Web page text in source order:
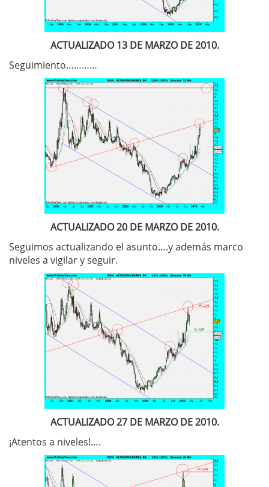
ACTUALIZADO 13 DE MARZO DE 2010.
Seguimiento…………
ACTUALIZADO 20 DE MARZO DE 2010.
Seguimos actualizando el asunto….y además marco
niveles a vigilar y seguir.
ACTUALIZADO 27 DE MARZO DE 2010.
¡Atentos a niveles!….